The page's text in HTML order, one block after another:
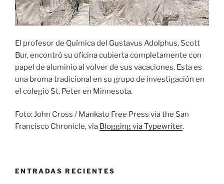
El profesor de Química del Gustavus Adolphus, Scott
Bur, encontró su oficina cubierta completamente con
papel de aluminio al volver de sus vacaciones. Esta es
una broma tradicional en su grupo de investigación en
el colegio St. Peter en Minnesota.
Foto: John Cross / Mankato Free Press via the San
Francisco Chronicle, via Blogging via Typewriter.
ENTRADAS RECIENTES